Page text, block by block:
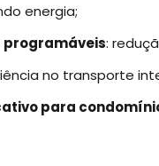
energia;
programáveis:
no transporte
para